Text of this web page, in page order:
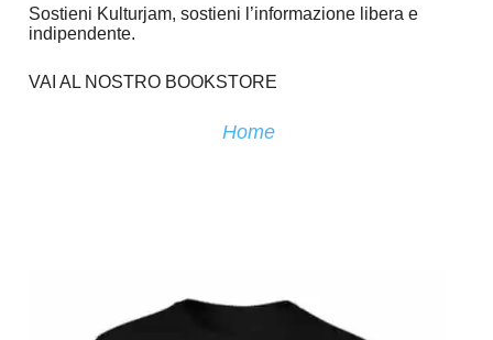
Sostieni Kulturjam, sostieni l’informazione libera e
indipendente.
VAI AL NOSTRO BOOKSTORE
Home